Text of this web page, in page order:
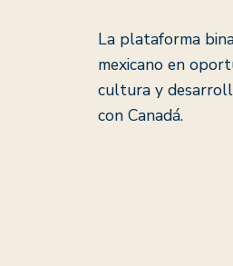
La plataforma
mexicano en
cultura y
con Canadá.